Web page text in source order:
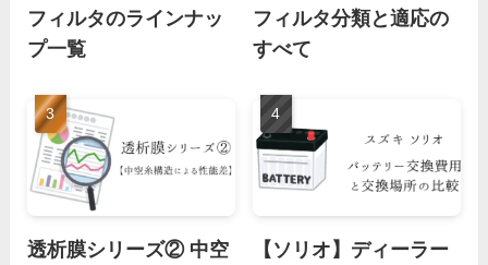
フィルタのラインナッ
プ一覧
フィルタ分類と適応の
すべて
透析膜シリーズ② 中空
【ソリオ】ディーラー